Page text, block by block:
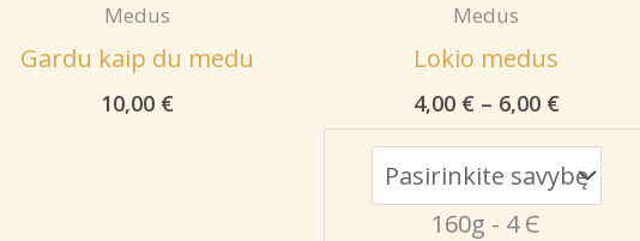
Medus
Gardu kaip du medu
10,00 €
Medus
Lokio medus
4,00 € – 6,00 €Price
range:
4,00 €
through
6,00 €
160g - 4 Є